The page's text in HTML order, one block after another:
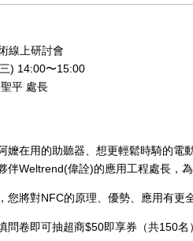
線上研討會
) 14:00〜15:00
平 處長
嬤在用的助聽器、想更輕鬆時騎的電
伴Weltrend(偉詮)的應用工程處長，
您將對NFC的原理、優勢、應用有更
問卷即可抽超商$50即享券（共150